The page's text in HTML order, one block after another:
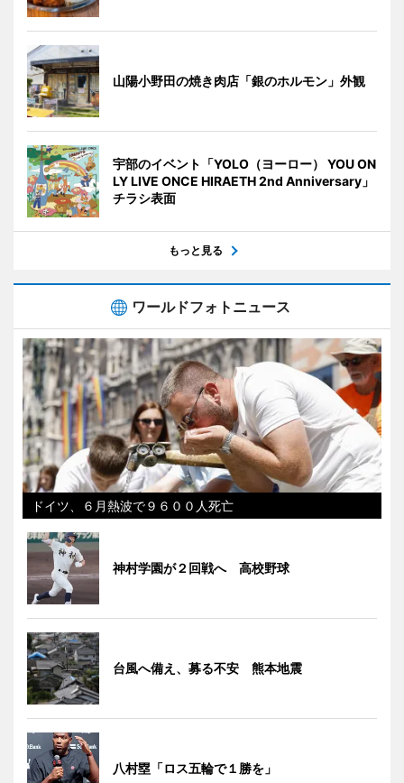
山陽小野田の焼き肉店「銀のホルモン」外観
宇部のイベント「YOLO（ヨーロー） YOU ON
LY LIVE ONCE HIRAETH 2nd Anniversary」
チラシ表面
もっと見る
ワールドフォトニュース
ドイツ、６月熱波で９６００人死亡
神村学園が２回戦へ 高校野球
台風へ備え、募る不安 熊本地震
八村塁「ロス五輪で１勝を」